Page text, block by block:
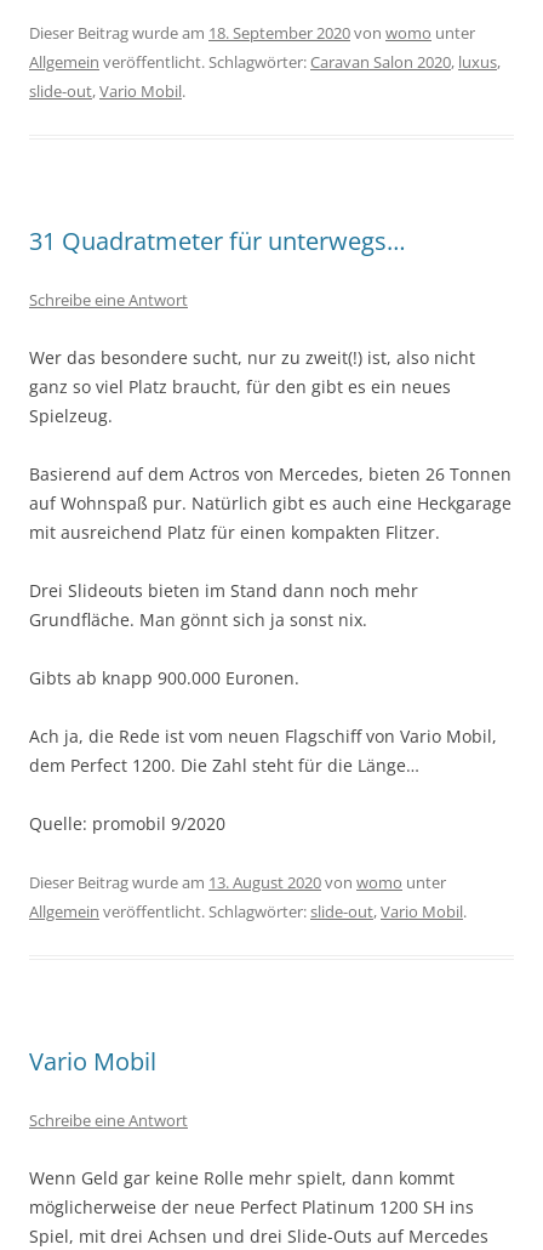
Dieser Beitrag wurde am 18. September 2020von womo unter
Allgemein veröffentlicht. Schlagwörter:Caravan Salon 2020, luxus,
slide-out,Vario Mobil.
31 Quadratmeter für unterwegs…
Schreibe eine Antwort
Wer das besondere sucht, nur zu zweit(!) ist, also nicht
ganz so viel Platz braucht, für den gibt es ein neues
Spielzeug.
Basierend auf dem Actros von Mercedes, bieten 26 Tonnen
auf Wohnspaß pur. Natürlich gibt es auch eine Heckgarage
mit ausreichend Platz für einen kompakten Flitzer.
Drei Slideouts bieten im Stand dann noch mehr
Grundfläche. Man gönnt sich ja sonst nix.
Gibts ab knapp 900.000 Euronen.
Ach ja, die Rede ist vom neuen Flagschiff von Vario Mobil,
dem Perfect 1200. Die Zahl steht für die Länge…
Quelle: promobil 9/2020
Dieser Beitrag wurde am 13. August 2020von womo unter
Allgemein veröffentlicht. Schlagwörter:slide-out,Vario Mobil.
Vario Mobil
Schreibe eine Antwort
Wenn Geld gar keine Rolle mehr spielt, dann kommt
möglicherweise der neue Perfect Platinum 1200 SH ins
Spiel, mit drei Achsen und drei Slide-Outs auf Mercedes